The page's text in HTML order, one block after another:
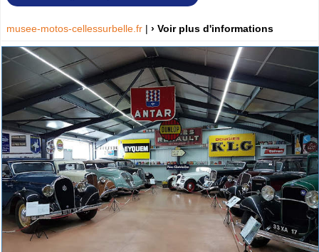
musee-motos-cellessurbelle.fr | › Voir plus d'informations